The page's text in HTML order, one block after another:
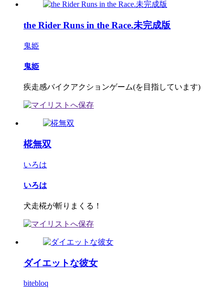
the Rider Runs in the Race.未完成版
鬼姫
鬼姫
疾走感バイクアクションゲーム(を目指しています)
椛無双
いろは
いろは
犬走椛が斬りまくる！
ダイエットな彼女
bitebloq